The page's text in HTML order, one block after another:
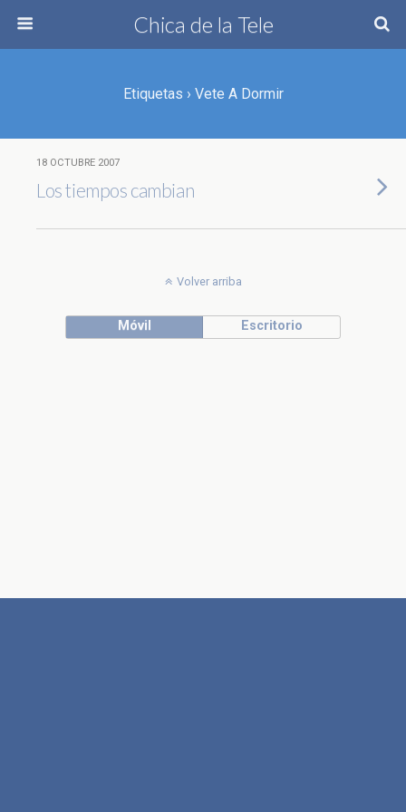
Chica de la Tele
Etiquetas › Vete A Dormir
18 OCTUBRE 2007
Los tiempos cambian
Volver arriba
Móvil Escritorio